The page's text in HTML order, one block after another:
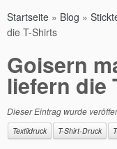
Startseite » Blog »
die T-Shirts
Goisern
liefern die
Dieser Eintrag wurde
Textildruck T-Shirt-Druck